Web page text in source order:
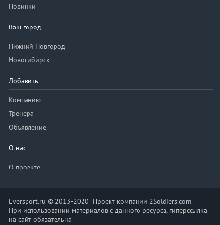
Новинки
Ваш город
Нижний Новгород
Новосибирск
Добавить
Компанию
Тренера
Объявление
О нас
О проекте
Eversport.ru © 2013-2020 Проект компании 2Soldiers.com
При использовании материалов с данного ресурса, гиперссылка
на сайт обязательна